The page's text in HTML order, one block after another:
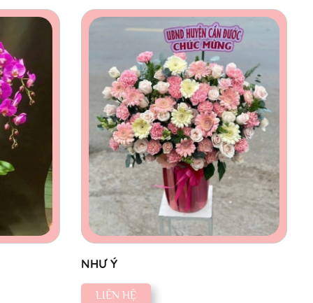
NHƯ Ý
LIÊN HỆ